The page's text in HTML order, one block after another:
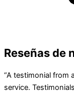
Reseñas de
“A testimonial from
service.